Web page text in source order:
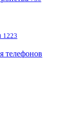
1223
телефонов